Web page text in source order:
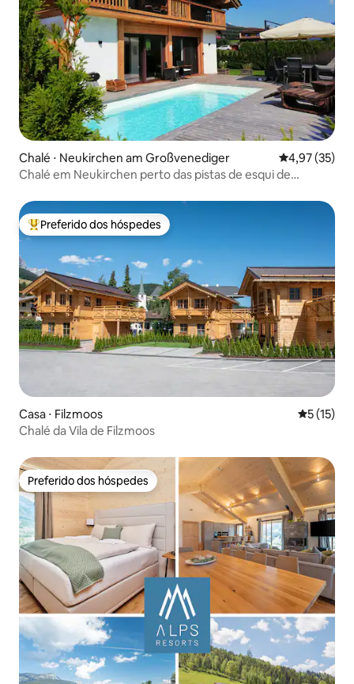
Chalé ⋅ Neukirchen am Großvenediger 4,97 de uma
4,97 (35)
Chalé em Neukirchen perto das pistas de esqui de
Entre os melhores preferidos dos hóspedes
Preferido dos hóspedes
Casa ⋅ Filzmoos 5 de uma
5 (15)
Chalé da Vila de Filzmoos
Preferido dos hóspedes
Preferido dos hóspedes